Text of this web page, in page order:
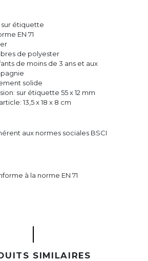
sur étiquette
EN 71
de polyester
de moins de 3 ans et aux
solide
sur étiquette 55 x 12 mm
13,5 x 18 x 8 cm
aux normes sociales BSCI
à la norme EN 71
SIMILAIRES